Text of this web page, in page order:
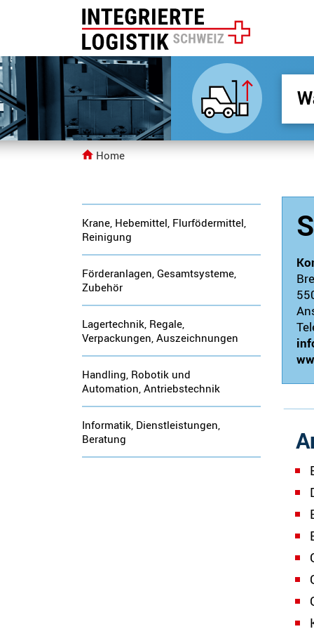
Home
Krane, Hebemittel, Flurfödermittel,
Reinigung
Förderanlagen, Gesamtsysteme,
Zubehör
Lagertechnik, Regale,
Verpackungen, Auszeichnungen
Handling, Robotik und
Automation, Antriebstechnik
Informatik, Dienstleistungen,
Beratung